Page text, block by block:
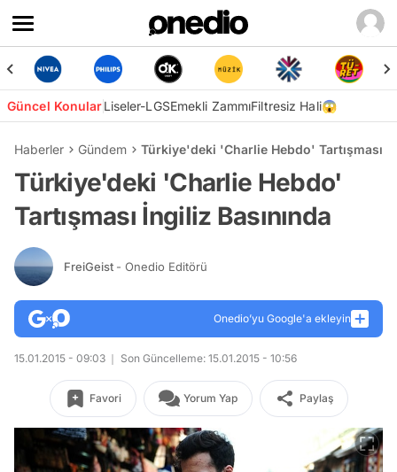
Güncel KonularLiseler-LGSEmekli ZammıFiltresiz Hali😱
Haberler Gündem Türkiye'deki 'Charlie Hebdo' Tartışması
Türkiye'deki 'Charlie Hebdo'
Tartışması İngiliz Basınında
FreiGeist - Onedio Editörü
Onedio’yu Google'a ekleyin
15.01.2015 - 09:03 Son Güncelleme: 15.01.2015 - 10:56
Favori Yorum Yap Paylaş